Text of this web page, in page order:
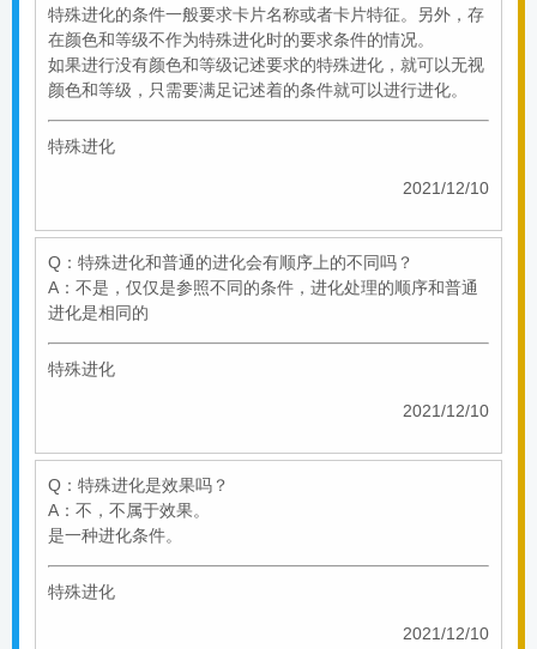
特殊进化的条件一般要求卡片名称或者卡片特征。另外，存
在颜色和等级不作为特殊进化时的要求条件的情况。
如果进行没有颜色和等级记述要求的特殊进化，就可以无视
颜色和等级，只需要满足记述着的条件就可以进行进化。
特殊进化
2021/12/10
Q：特殊进化和普通的进化会有顺序上的不同吗？
A：不是，仅仅是参照不同的条件，进化处理的顺序和普通
进化是相同的
特殊进化
2021/12/10
Q：特殊进化是效果吗？
A：不，不属于效果。
是一种进化条件。
特殊进化
2021/12/10